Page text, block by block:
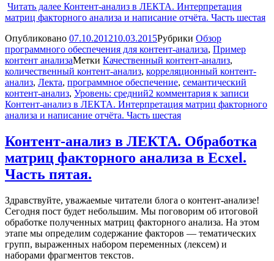
Читать далее Контент-анализ в ЛЕКТА. Интерпретация
матриц факторного анализа и написание отчёта. Часть шестая
Опубликовано 07.10.201210.03.2015Рубрики Обзор
программного обеспечения для контент-анализа, Пример
контент анализаМетки Качественный контент-анализ,
количественный контент-анализ, корреляционный контент-
анализ, Лекта, программное обеспечение, семантический
контент-анализ, Уровень: средний2 комментария к записи
Контент-анализ в ЛЕКТА. Интерпретация матриц факторного
анализа и написание отчёта. Часть шестая
Контент-анализ в ЛЕКТА. Обработка
матриц факторного анализа в Ecxel.
Часть пятая.
Здравствуйте, уважаемые читатели блога о контент-анализе!
Сегодня пост будет небольшим. Мы поговорим об итоговой
обработке полученных матриц факторного анализа. На этом
этапе мы определим содержание факторов — тематических
групп, выраженных набором переменных (лексем) и
наборами фрагментов текстов.